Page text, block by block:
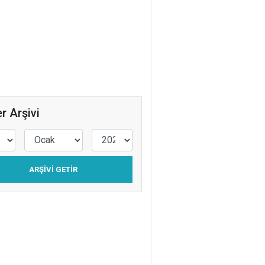
Av. Zeynep İrem
DURMAZ
ÇOCUK İÇİN NAFAKA
“İŞTİRAK NAFAKASI”
Fulya Filiz
SEBZE Mİ? YOKSA
Arşivi
ARŞIVI GETIR